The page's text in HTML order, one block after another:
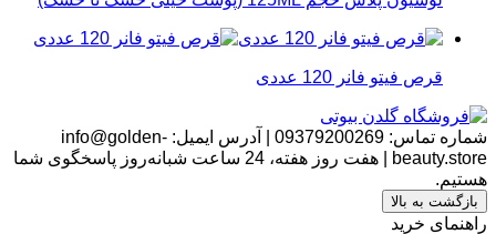
قرص فیتو فانر 120 عددی
شماره تماس: 09379200269 آدرس ایمیل: info@golden-
beauty.store
هفت روز هفته، 24 ساعت شبانه‌روز پاسخگوی شما
هستیم.
بازگشت به بالا
راهنمای خرید